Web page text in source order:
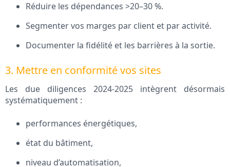
Réduire les dépendances >20–30 %.
Segmenter vos marges par client et par activité.
Documenter la fidélité et les barrières à la sortie.
3. Mettre en conformité vos sites
Les due diligences 2024‑2025 intègrent désormais
systématiquement :
performances énergétiques,
état du bâtiment,
niveau d’automatisation,